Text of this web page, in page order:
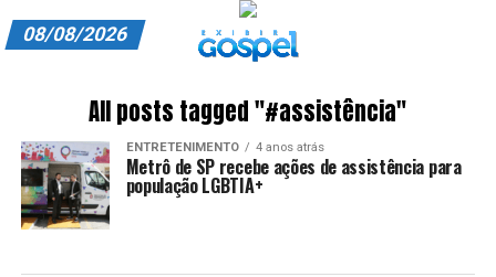
ASSINE
CARRINHO
08/08/2026
All posts tagged "#assistência"
ENTRETENIMENTO 4 anos atrás
Metrô de SP recebe ações de assistência para
população LGBTIA+